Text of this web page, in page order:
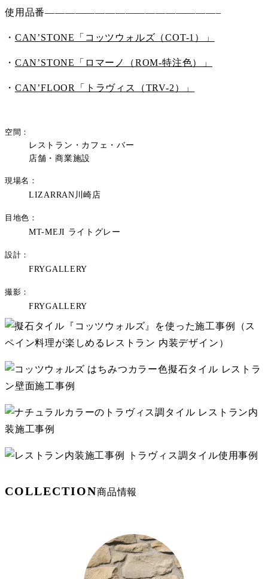
使用品番—————————————————–
・ CAN’STONE「コッツウォルズ（COT-1）」
・ CAN’STONE「ロマーノ（ROM-特注色）」
・ CAN’FLOOR「トラヴィス（TRV-2）」
空間
レストラン・カフェ・バー
店舗・商業施設
現場名
LIZARRAN川崎店
目地色
MT-MEJI ライトグレー
設計
FRYGALLERY
撮影
FRYGALLERY
COLLECTION商品情報